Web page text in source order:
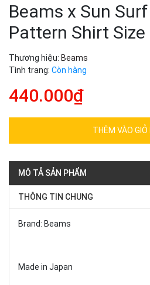
Beams x Sun
Pattern Shirt Size
Thương hiệu: Beams
Tình trạng: Còn hàng
440.000₫
THÊM VÀO GIỎ
MÔ TẢ SẢN PHẨM
THÔNG TIN CHUNG
Brand: Beams
Made in Japan